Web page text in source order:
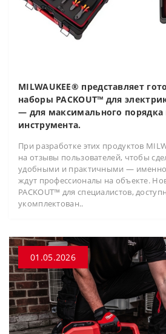
MILWAUKEE® представляет
наборы PACKOUT™ для
— для максимального
инструмента.
При разработке этих продуктов
на отзывы пользователей, чтобы
удобными и практичными —
ждут профессионалы на объекте.
PACKOUT™ для специалистов,
укомплектован..
01.05.2026